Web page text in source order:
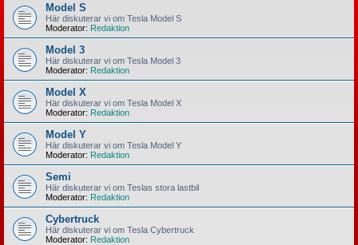
Model S
Här diskuterar vi om Tesla Model S
Moderator: Redaktion
Model 3
Här diskuterar vi om Tesla Model 3
Moderator: Redaktion
Model X
Här diskuterar vi om Tesla Model X
Moderator: Redaktion
Model Y
Här diskuterar vi om Tesla Model Y
Moderator: Redaktion
Semi
Här diskuterar vi om Teslas stora lastbil
Moderator: Redaktion
Cybertruck
Här diskuterar vi om Tesla Cybertruck
Moderator: Redaktion